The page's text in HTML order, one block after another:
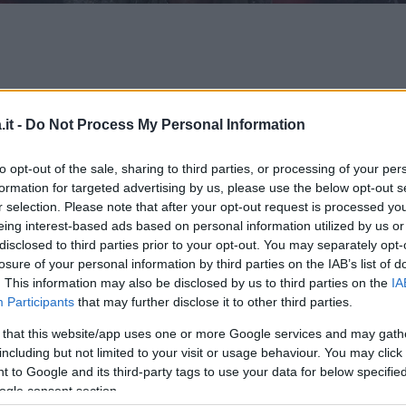
- Do Not Process My Personal Information
opt-out of the sale, sharing to third parties, or processing of your
for targeted advertising by us, please use the below opt-out
selection. Please note that after your opt-out request is processed
interest-based ads based on personal information utilized by us
to third parties prior to your opt-out. You may separately
of your personal information by third parties on the IAB’s list of
This information may also be disclosed by us to third parties on the
Participants that may further disclose it to other third parties.
that this website/app uses one or more Google services and may
but not limited to your visit or usage behaviour. You may
to Google and its third-party tags to use your data for below
consent section.
2020dedicata alle cover è stata
Rodriguez. La bellissima
per la prima volta il palco dell’Ariston
che mettevano in risalto le sue curve da
presentazione dei cantanti in gara,
di untango sensuale